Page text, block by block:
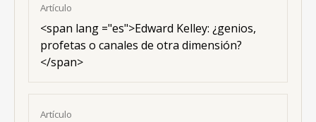
Artículo
<span lang ="es">Edward Kelley: ¿genios,
profetas o canales de otra dimensión?
</span>
Artículo